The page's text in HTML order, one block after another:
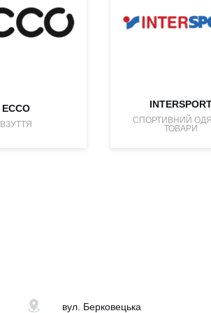
ECCO
ВЗУТТЯ
СПОРТИВНИЙ
ТОВАРИ
вул. Берковецька